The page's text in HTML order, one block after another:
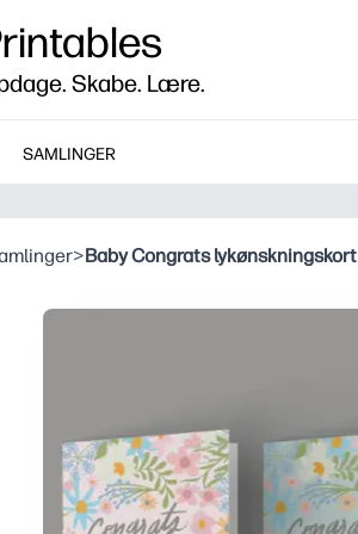
Skabe. Lære.
SAMLINGER
>Baby Congrats lykønskningskort